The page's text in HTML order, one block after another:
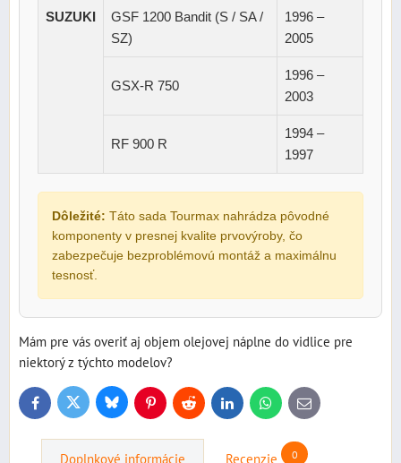
SUZUKI
GSF 1200 Bandit (S / SA /
SZ)
1996 –
2005
GSX-R 750
1996 –
2003
RF 900 R
1994 –
1997
Dôležité: Táto sada Tourmax nahrádza pôvodné
komponenty v presnej kvalite prvovýroby, čo
zabezpečuje bezproblémovú montáž a maximálnu
tesnosť.
Mám pre vás overiť aj objem olejovej náplne do vidlice pre
niektorý z týchto modelov?
FacebookTwitter BlueskyPinterestReddit LinkedInWhatsApp
E-
mail
Doplnkové informácie Recenzie 0